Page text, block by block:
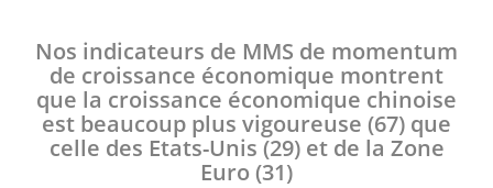
Nos indicateurs de MMS de momentum
de croissance économique montrent
que la croissance économique chinoise
est beaucoup plus vigoureuse (67) que
celle des Etats-Unis (29) et de la Zone
Euro (31)